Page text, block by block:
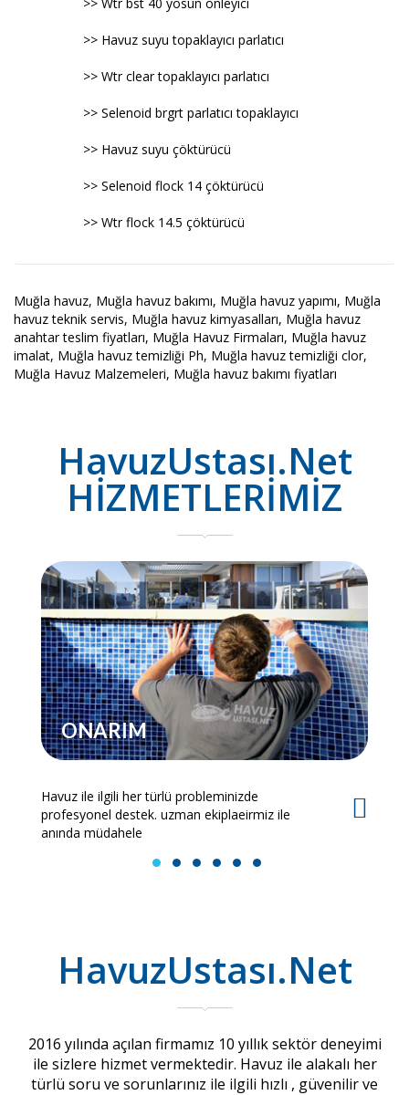
>> Havuz suyu topaklayıcı parlatıcı
>> Wtr clear topaklayıcı parlatıcı
>> Selenoid brgrt parlatıcı topaklayıcı
>> Havuz suyu çöktürücü
>> Selenoid flock 14 çöktürücü
>> Wtr flock 14.5 çöktürücü
Muğla havuz, Muğla havuz bakımı, Muğla havuz yapımı, Muğla
havuz teknik servis, Muğla havuz kimyasalları, Muğla havuz
anahtar teslim fiyatları, Muğla Havuz Firmaları, Muğla havuz
imalat, Muğla havuz temizliği Ph, Muğla havuz temizliği clor,
Muğla Havuz Malzemeleri, Muğla havuz bakımı fiyatları
HavuzUstası.Net
HİZMETLERİMİZ
ONARIM
Havuz ile ilgili her türlü probleminizde
profesyonel destek. uzman ekiplaeirmiz ile
anında müdahele
1 2 3 4 5 6
HavuzUstası.Net
2016 yılında açılan firmamız 10 yıllık sektör deneyimi
ile sizlere hizmet vermektedir. Havuz ile alakalı her
türlü soru ve sorunlarınız ile ilgili hızlı , güvenilir ve